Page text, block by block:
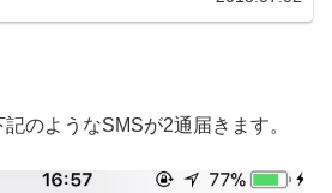
のようなSMSが2通届きます。